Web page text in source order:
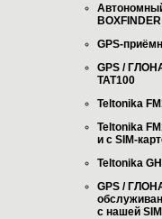
BOXFINDER
GPS-
GPS /
TAT100
Teltonika
Teltonika
и с SIM-
Teltonika
GPS /
с нашей